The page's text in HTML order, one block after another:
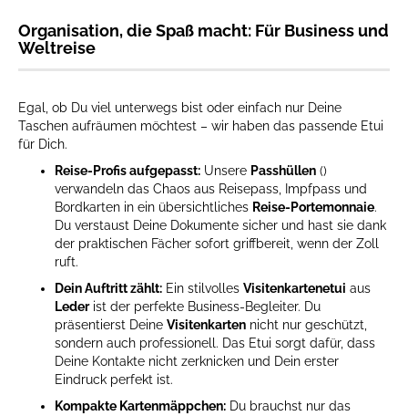
Organisation, die Spaß macht: Für Business und
Weltreise
Egal, ob Du viel unterwegs bist oder einfach nur Deine
Taschen aufräumen möchtest – wir haben das passende Etui
für Dich.
Reise-Profis aufgepasst: Unsere Passhüllen ()
verwandeln das Chaos aus Reisepass, Impfpass und
Bordkarten in ein übersichtliches Reise-Portemonnaie.
Du verstaust Deine Dokumente sicher und hast sie dank
der praktischen Fächer sofort griffbereit, wenn der Zoll
ruft.
Dein Auftritt zählt: Ein stilvolles Visitenkartenetui aus
Lederist der perfekte Business-Begleiter. Du
präsentierst Deine Visitenkarten nicht nur geschützt,
sondern auch professionell. Das Etui sorgt dafür, dass
Deine Kontakte nicht zerknicken und Dein erster
Eindruck perfekt ist.
Kompakte Kartenmäppchen: Du brauchst nur das